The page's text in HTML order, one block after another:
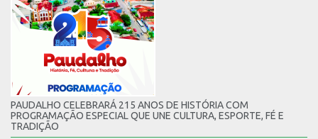
PAUDALHO CELEBRARÁ 215 ANOS DE HISTÓRIA COM
PROGRAMAÇÃO ESPECIAL QUE UNE CULTURA, ESPORTE, FÉ E
TRADIÇÃO